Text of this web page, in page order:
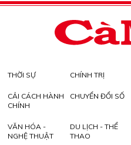
THỜI SỰ CHÍNH TRỊ
CẢI CÁCH HÀNH
CHÍNH
CHUYỂN ĐỔI SỐ
VĂN HÓA -
NGHỆ THUẬT
DU LỊCH - THỂ
THAO